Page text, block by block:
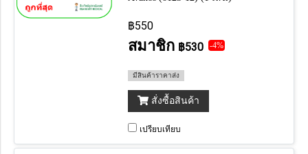
฿550
สมาชิก ฿530 -4%
มีสินค้าราคาส่ง
สั่งซื้อสินค้า
เปรียบเทียบ